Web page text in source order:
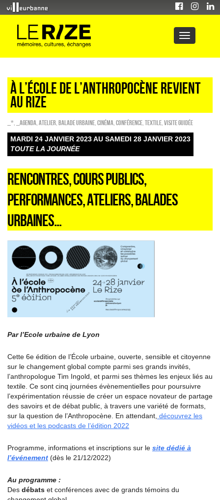
À L’ÉCOLE DE L’ANTHROPOCÈNE REVIENT
AU RIZE
_* _Agenda Atelier Balade urbaine Cinéma Conférence Textile Visite guidée
MARDI 24 JANVIER 2023 AU SAMEDI 28 JANVIER 2023
TOUTE LA JOURNÉE
RENCONTRES, COURS PUBLICS,
PERFORMANCES, ATELIERS, BALADES
URBAINES…
Par l’Ecole urbaine de Lyon
Cette 6e édition de l’École urbaine, ouverte, sensible et citoyenne
sur le changement global compte parmi ses grands invités,
l’anthropologue Tim Ingold, et parmi ses thèmes les enjeux liés au
textile. Ce sont cinq journées évènementielles pour poursuivre
l’expérimentation réussie de créer un espace novateur de partage
des savoirs et de débat public, à travers une variété de formats,
sur la question de l’Anthropocène. En attendant, découvrez les
vidéos et les podcasts de l’édition 2022
Programme, informations et inscriptions sur le site dédié à
l’événement (dès le 21/12/2022)
Au programme :
Des débats et conférences avec de grands témoins du